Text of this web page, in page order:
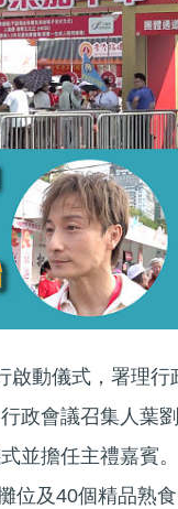
啟動儀式，署理行
政會議召集人葉劉
並擔任主禮嘉賓。
位及40個精品熟食